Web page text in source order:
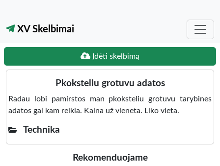
XV Skelbimai
Įdėti skelbimą
Pkoksteliu grotuvu adatos
Radau lobi pamirstos man pkoksteliu grotuvu tarybines
adatos gal kam reikia. Kaina už vieneta. Liko vieta.
Technika
Rekomenduojame